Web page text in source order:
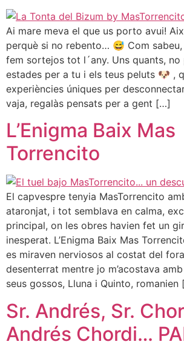
Ai mare meva el que us porto avui!
perquè si no rebento… 😅 Com
fem sortejos tot l´any. Uns quants, no
estades per a tu i els teus peluts 🐶 ,
experiències úniques per
vaja, regalàs pensats per a gent […]
L’Enigma Baix Mas
Torrencito
El capvespre tenyia MasTorrencito
ataronjat, i tot semblava en calma,
principal, on les obres havien fet un
inesperat. L’Enigma Baix Mas
es miraven nerviosos al costat del
desenterrat mentre jo m’acostava
seus gossos, Lluna i Quinto, romanien
Sr. Andrés, Sr.
Andrés Chordi…